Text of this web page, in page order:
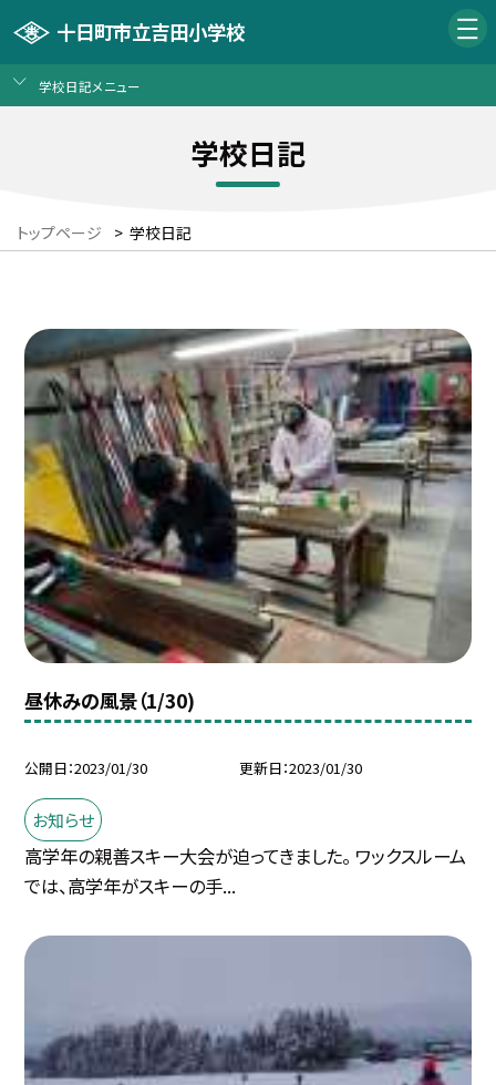
十日町市立吉田小学校
学校日記メニュー
学校日記
トップページ > 学校日記
昼休みの風景（1/30)
公開日 2023/01/30 更新日 2023/01/30
お知らせ
高学年の親善スキー大会が迫ってきました。 ワックスルーム
では、高学年がスキーの手...